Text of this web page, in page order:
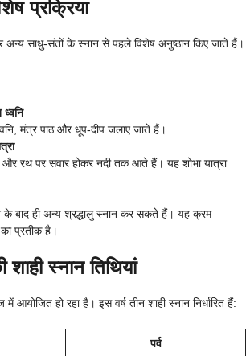
प्रक्रिया
अन्य साधु-संतों के स्नान से पहले विशेष अनुष्ठान किए जाते हैं।
मंत्र पाठ और धूप-दीप जलाए जाते हैं।
और रथ पर सवार होकर नदी तक आते हैं। यह शोभा यात्रा
के बाद ही अन्य श्रद्धालु स्नान कर सकते हैं। यह क्रम
प्रतीक है।
स्नान तिथियां
आयोजित हो रहा है। इस वर्ष तीन शाही स्नान निर्धारित हैं:
पर्व